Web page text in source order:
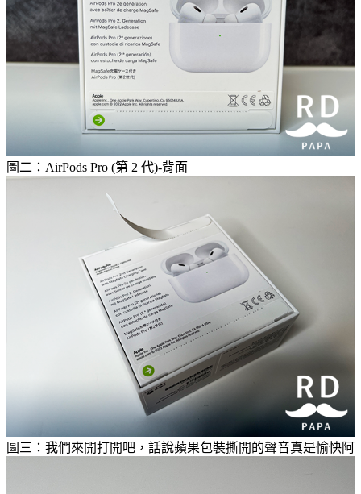
圖二：AirPods Pro (第 2 代)-背面
圖三：我們來開打開吧，話說蘋果包裝撕開的聲音真是愉快阿